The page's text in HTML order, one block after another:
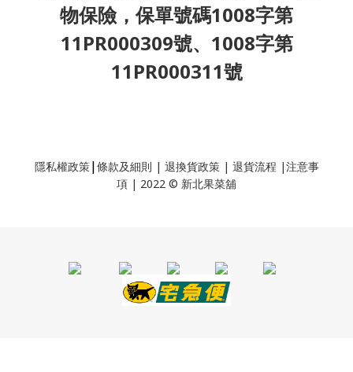
物保險，保單號碼1008字第
11PR000309號、1008字第
11PR000311號
隱私權政策|條款及細則 | 退換貨政策| 退貨流程 |注意事
項 | 2022 © 新北果菜舖